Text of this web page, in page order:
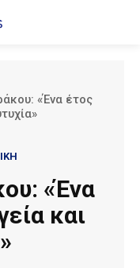
«Ένα έτος
«Ένα
και